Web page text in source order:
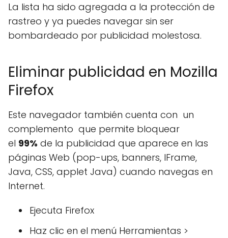
La lista ha sido agregada a la protección de
rastreo y ya puedes navegar sin ser
bombardeado por publicidad molestosa.
Eliminar publicidad en Mozilla
Firefox
Este navegador también cuenta con un
complemento que permite bloquear
el 99% de la publicidad que aparece en las
páginas Web (pop-ups, banners, IFrame,
Java, CSS, applet Java) cuando navegas en
Internet.
Ejecuta Firefox
Haz clic en el menú Herramientas >